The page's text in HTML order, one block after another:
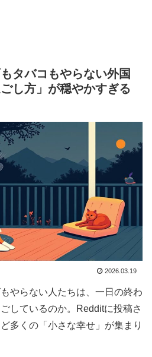
タバコもやらない外国
し方」が穏やかすぎる
2026.03.19
やらない人たちは、一日の終わ
しているのか。Redditに投稿さ
多くの「小さな幸せ」が集まり